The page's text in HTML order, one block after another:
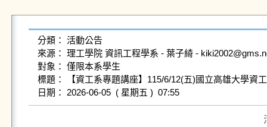
分類： 活動公告
來源： 理工學院 資訊工程學系 - 葉子綺 -
對象： 僅限本系學生
標題： 【資工系專題講座】115/6/12(五)國立高雄大學資
日期： 2026-06-05  ( 星期五 )  07:55